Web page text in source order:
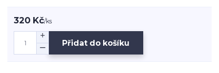
320 Kč/ks
Přidat do košíku